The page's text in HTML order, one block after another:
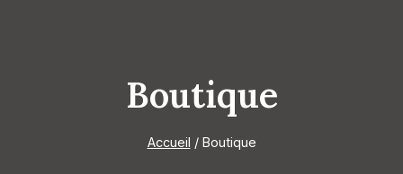
Boutique
Accueil / Boutique